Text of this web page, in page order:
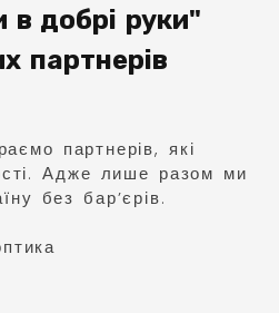
в добрі руки"
партнерів
партнерів, які
Адже лише разом ми
без бар’єрів.